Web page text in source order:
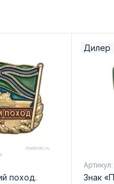
поход.
Дилер
Знак